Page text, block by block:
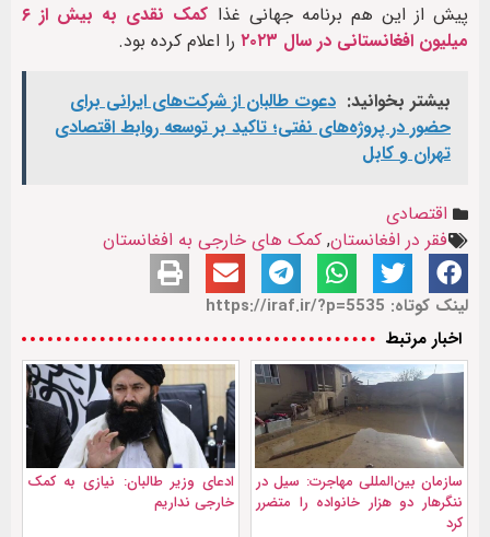
پیش از این هم برنامه جهانی غذا
کمک نقدی به بیش از ۶
میلیون افغانستانی در سال ۲۰۲۳
را اعلام کرده بود.
بیشتر بخوانید: دعوت طالبان از شرکت‌های ایرانی برای
حضور در پروژه‌های نفتی؛ تاکید بر توسعه روابط اقتصادی
تهران و کابل
اقتصادی
فقر در افغانستان, کمک های خارجی به افغانستان
لینک کوتاه: https://iraf.ir/?p=5535
اخبار مرتبط
سازمان بین‌المللی مهاجرت: سیل در
ننگرهار دو هزار خانواده را متضرر
کرد
ادعای وزیر طالبان: نیازی به کمک
خارجی نداریم